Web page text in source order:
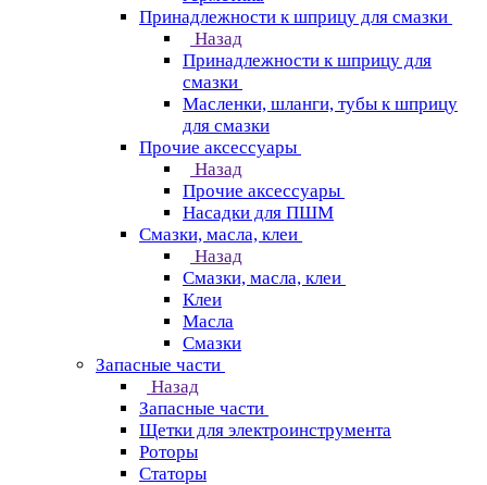
Принадлежности к шприцу для смазки
Назад
Принадлежности к шприцу для
смазки
Масленки, шланги, тубы к шприцу
для смазки
Прочие аксессуары
Назад
Прочие аксессуары
Насадки для ПШМ
Смазки, масла, клеи
Назад
Смазки, масла, клеи
Клеи
Масла
Смазки
Запасные части
Назад
Запасные части
Щетки для электроинструмента
Роторы
Статоры